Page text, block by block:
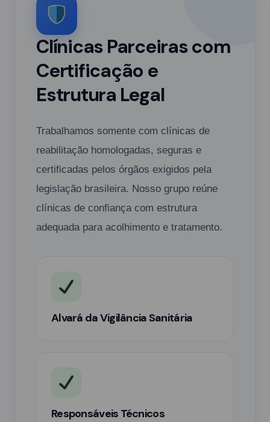
Clínicas Parceiras com
Certificação e
Estrutura Legal
Trabalhamos somente com clínicas de
reabilitação homologadas, seguras e
certificadas pelos órgãos exigidos pela
legislação brasileira. Nosso grupo reúne
clínicas de confiança com estrutura
adequada para acolhimento e tratamento.
Alvará da Vigilância Sanitária
Responsáveis Técnicos